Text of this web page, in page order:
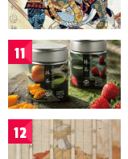
11
12